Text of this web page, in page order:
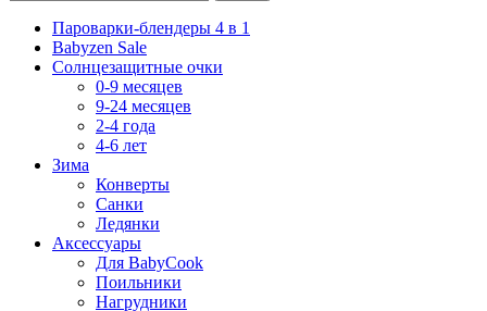
Пароварки-блендеры 4 в 1
Babyzen Sale
Солнцезащитные очки
0-9 месяцев
9-24 месяцев
2-4 года
4-6 лет
Зима
Конверты
Санки
Ледянки
Аксессуары
Для BabyCook
Поильники
Нагрудники